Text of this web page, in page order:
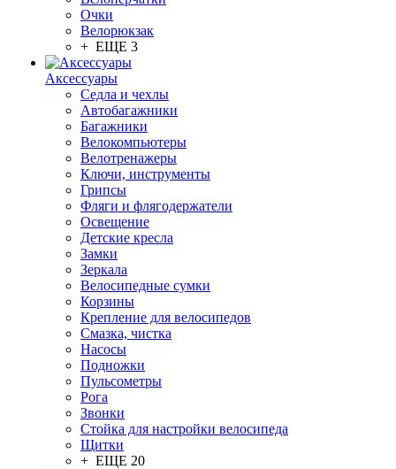
Очки
Велорюкзак
+ ЕЩЕ 3
Аксессуары
Седла и чехлы
Автобагажники
Багажники
Велокомпьютеры
Велотренажеры
Ключи, инструменты
Грипсы
Фляги и флягодержатели
Освещение
Детские кресла
Замки
Зеркала
Велосипедные сумки
Корзины
Крепление для велосипедов
Смазка, чистка
Насосы
Подножки
Пульсометры
Рога
Звонки
Стойка для настройки велосипеда
Щитки
+ ЕЩЕ 20